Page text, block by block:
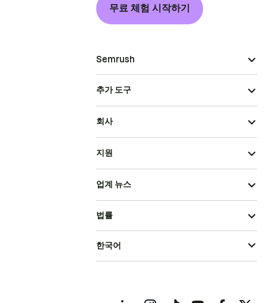
무료 체험 시작하기
Semrush
추가 도구
회사
지원
업계 뉴스
법률
한국어